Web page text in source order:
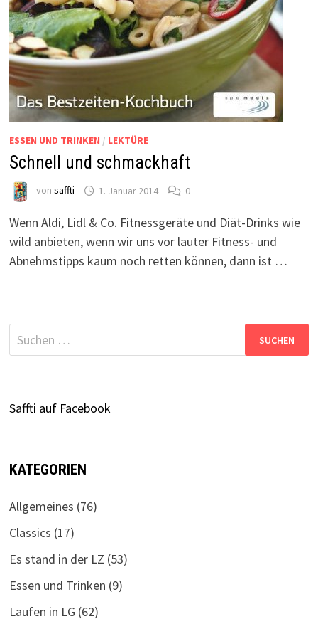
ESSEN UND TRINKEN / LEKTÜRE
Schnell und schmackhaft
von saffti 1. Januar 2014 0
Wenn Aldi, Lidl & Co. Fitnessgeräte und Diät-Drinks wie
wild anbieten, wenn wir uns vor lauter Fitness- und
Abnehmstipps kaum noch retten können, dann ist …
Suchen
nach:
Saffti auf Facebook
KATEGORIEN
Allgemeines (76)
Classics (17)
Es stand in der LZ (53)
Essen und Trinken (9)
Laufen in LG (62)